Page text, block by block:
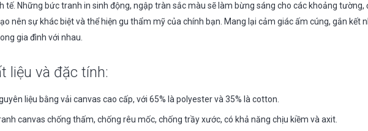
tế. Những bức tranh in sinh động, ngập tràn sắc màu sẽ làm bừng sáng cho các khoảng tường,
nên sự khác biệt và thể hiện gu thẩm mỹ của chính bạn. Mang lại cảm giác ấm cúng, gắn kết
gia đình với nhau.
liệu và đặc tính:
liệu bằng vải canvas cao cấp, với 65% là polyester và 35% là cotton.
canvas chống thấm, chống rêu mốc, chống trầy xước, có khả năng chịu kiềm và axit.